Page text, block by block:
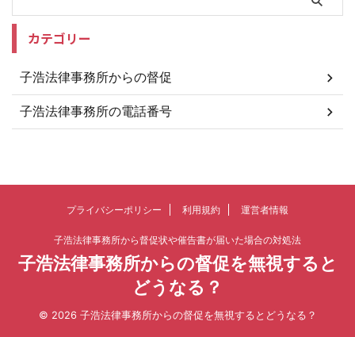
カテゴリー
子浩法律事務所からの督促
子浩法律事務所の電話番号
プライバシーポリシー 利用規約 運営者情報
子浩法律事務所から督促状や催告書が届いた場合の対処法
子浩法律事務所からの督促を無視すると
どうなる？
© 2026 子浩法律事務所からの督促を無視するとどうなる？